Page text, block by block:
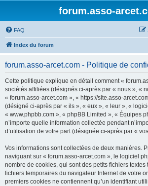
forum.asso-
FAQ
Index du forum
forum.asso-arcet.com - Politique de
Cette politique explique en détail comment «
sociétés affiliées (désignés ci-après par « nous », «
« forum.asso-arcet.com », « https://site.asso-
(désigné ci-après par « ils », « eux », « leur », «
« www.phpbb.com », « phpBB Limited », « Équipes
n’importe quelle information collectée pendant
d’utilisation de votre part (désignée ci-après par «
Vos informations sont collectées de deux manières.
naviguant sur « forum.asso-arcet.com », le logiciel
nombre de cookies, qui sont des petits fichiers
fichiers temporaires du navigateur Internet de votre
premiers cookies ne contiennent qu’un identifiant